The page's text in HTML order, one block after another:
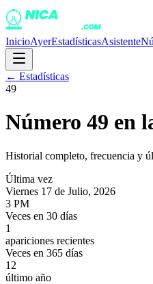
InicioAyerEstadísticasAsistente
← Estadísticas
49
Número 49 en
Historial completo, frecuencia y
Última vez
Viernes 17 de Julio, 2026
3 PM
Veces en 30 días
1
apariciones recientes
Veces en 365 días
12
último año